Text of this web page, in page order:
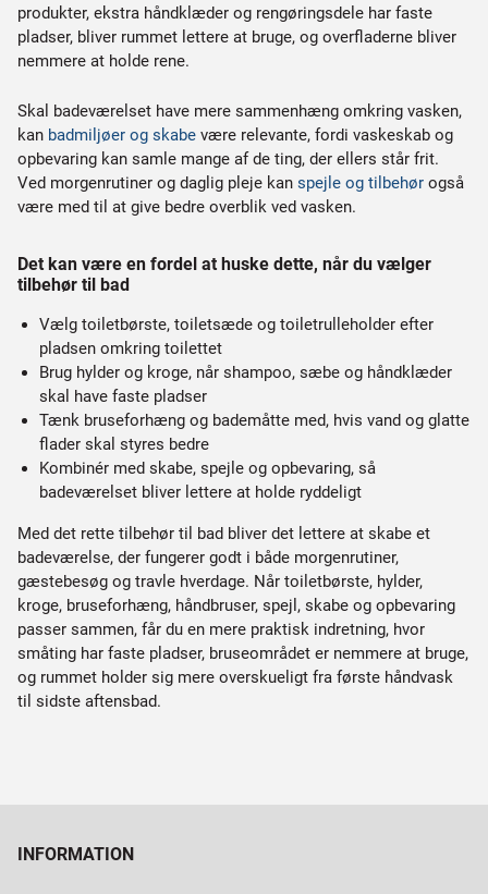
produkter, ekstra håndklæder og rengøringsdele har faste
pladser, bliver rummet lettere at bruge, og overfladerne bliver
nemmere at holde rene.
Skal badeværelset have mere sammenhæng omkring vasken,
kan badmiljøer og skabe være relevante, fordi vaskeskab og
opbevaring kan samle mange af de ting, der ellers står frit.
Ved morgenrutiner og daglig pleje kan spejle og tilbehør også
være med til at give bedre overblik ved vasken.
Det kan være en fordel at huske dette, når du vælger
tilbehør til bad
Vælg toiletbørste, toiletsæde og toiletrulleholder efter
pladsen omkring toilettet
Brug hylder og kroge, når shampoo, sæbe og håndklæder
skal have faste pladser
Tænk bruseforhæng og bademåtte med, hvis vand og glatte
flader skal styres bedre
Kombinér med skabe, spejle og opbevaring, så
badeværelset bliver lettere at holde ryddeligt
Med det rette tilbehør til bad bliver det lettere at skabe et
badeværelse, der fungerer godt i både morgenrutiner,
gæstebesøg og travle hverdage. Når toiletbørste, hylder,
kroge, bruseforhæng, håndbruser, spejl, skabe og opbevaring
passer sammen, får du en mere praktisk indretning, hvor
småting har faste pladser, bruseområdet er nemmere at bruge,
og rummet holder sig mere overskueligt fra første håndvask
til sidste aftensbad.
INFORMATION